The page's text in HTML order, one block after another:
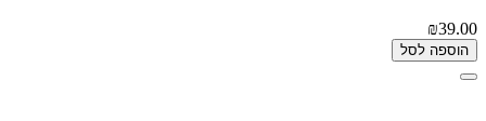
₪39.00
הוספה לסל